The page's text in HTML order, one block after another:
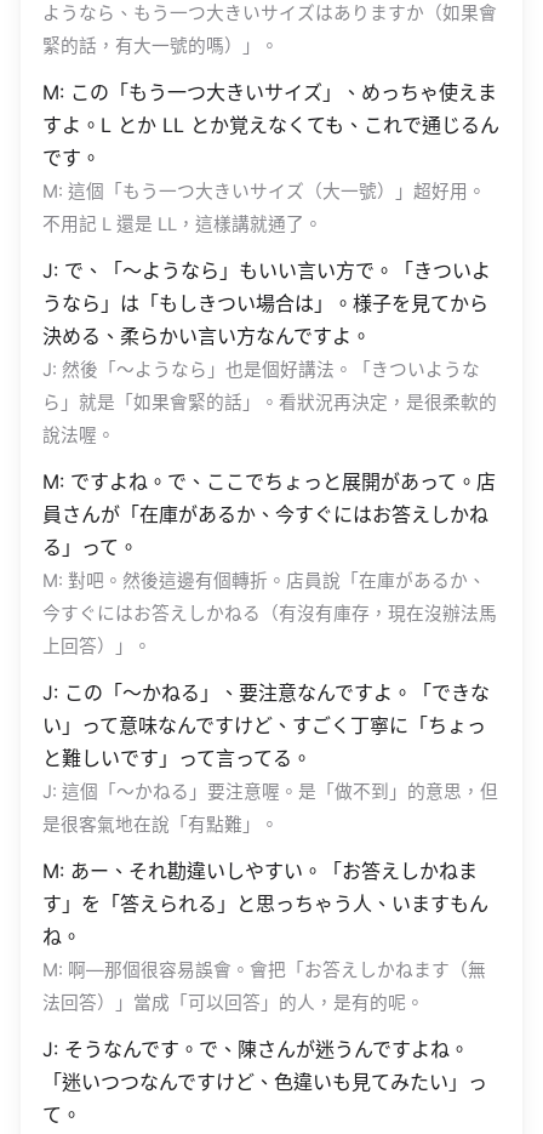
ようなら、もう一つ大きいサイズはありますか（如果會
緊的話，有大一號的嗎）」。
M: この「もう一つ大きいサイズ」、めっちゃ使えま
すよ。L とか LL とか覚えなくても、これで通じるん
です。
M: 這個「もう一つ大きいサイズ（大一號）」超好用。
不用記 L 還是 LL，這樣講就通了。
J: で、「〜ようなら」もいい言い方で。「きついよ
うなら」は「もしきつい場合は」。様子を見てから
決める、柔らかい言い方なんですよ。
J: 然後「〜ようなら」也是個好講法。「きついような
ら」就是「如果會緊的話」。看狀況再決定，是很柔軟的
說法喔。
M: ですよね。で、ここでちょっと展開があって。店
員さんが「在庫があるか、今すぐにはお答えしかね
る」って。
M: 對吧。然後這邊有個轉折。店員說「在庫があるか、
今すぐにはお答えしかねる（有沒有庫存，現在沒辦法馬
上回答）」。
J: この「〜かねる」、要注意なんですよ。「できな
い」って意味なんですけど、すごく丁寧に「ちょっ
と難しいです」って言ってる。
J: 這個「〜かねる」要注意喔。是「做不到」的意思，但
是很客氣地在說「有點難」。
M: あー、それ勘違いしやすい。「お答えしかねま
す」を「答えられる」と思っちゃう人、いますもん
ね。
M: 啊—那個很容易誤會。會把「お答えしかねます（無
法回答）」當成「可以回答」的人，是有的呢。
J: そうなんです。で、陳さんが迷うんですよね。
「迷いつつなんですけど、色違いも見てみたい」っ
て。